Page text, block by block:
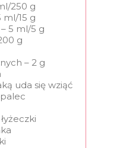
250 g
ml/15 g
– 5 ml/5 g
g
– 2 g
uda się wziąć